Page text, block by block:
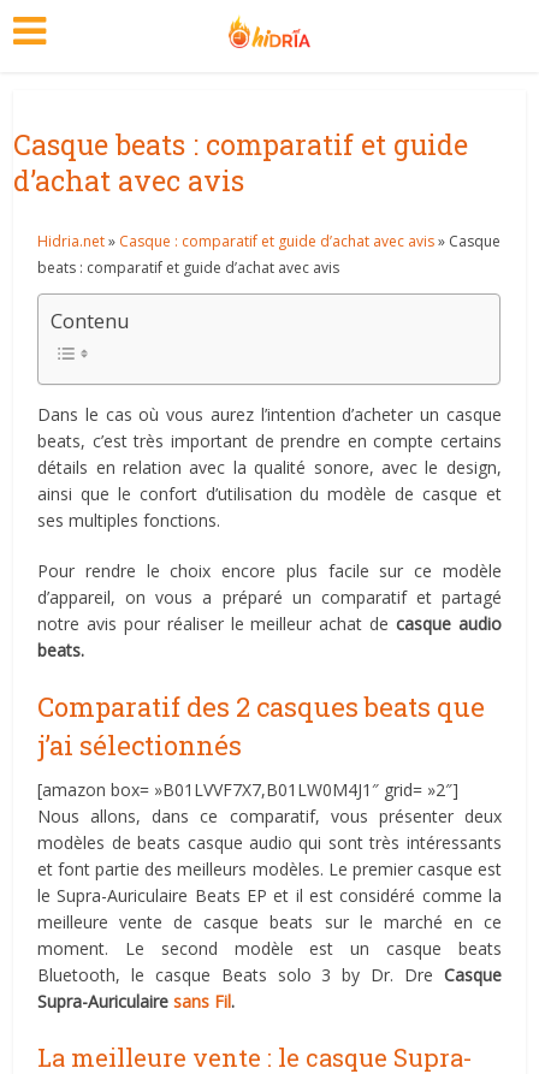
Casque beats : comparatif et guide
d’achat avec avis
Hidria.net» Casque : comparatif et guide d’achat avec avis» Casque
beats : comparatif et guide d’achat avec avis
Contenu
Dans le cas où vous aurez l’intention d’acheter un casque
beats, c’est très important de prendre en compte certains
détails en relation avec la qualité sonore, avec le design,
ainsi que le confort d’utilisation du modèle de casque et
ses multiples fonctions.
Pour rendre le choix encore plus facile sur ce modèle
d’appareil, on vous a préparé un comparatif et partagé
notre avis pour réaliser le meilleur achat de casque audio
beats.
Comparatif des 2 casques beats que
j’ai sélectionnés
[amazon box= »B01LVVF7X7,B01LW0M4J1″ grid= »2″]
Nous allons, dans ce comparatif, vous présenter deux
modèles de beats casque audio qui sont très intéressants
et font partie des meilleurs modèles. Le premier casque est
le Supra-Auriculaire Beats EP et il est considéré comme la
meilleure vente de casque beats sur le marché en ce
moment. Le second modèle est un casque beats
Bluetooth, le casque Beats solo 3 by Dr. Dre Casque
Supra-Auriculairesans Fil.
La meilleure vente : le casque Supra-